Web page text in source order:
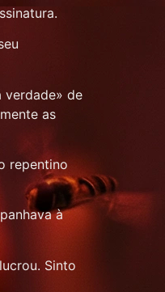
verdade» de
as
repentino
à
Sinto